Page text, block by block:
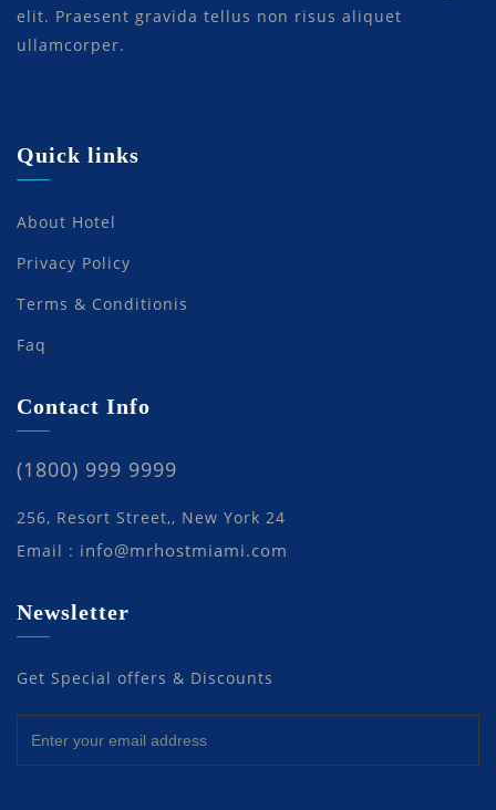
elit. Praesent gravida tellus non risus aliquet
ullamcorper.
Quick links
About Hotel
Privacy Policy
Terms & Conditionis
Faq
Contact Info
(1800) 999 9999
256, Resort Street,, New York 24
Email : info@mrhostmiami.com
Newsletter
Get Special offers & Discounts